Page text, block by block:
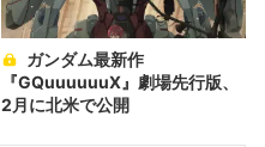
『GQuuuuuuX』劇場先行版、
2月に北米で公開